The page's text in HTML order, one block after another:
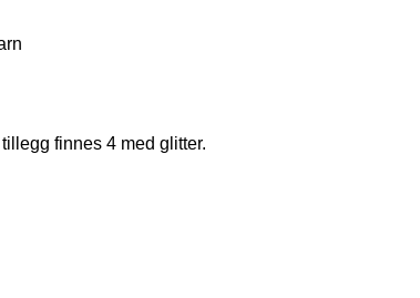
finnes 4 med glitter.